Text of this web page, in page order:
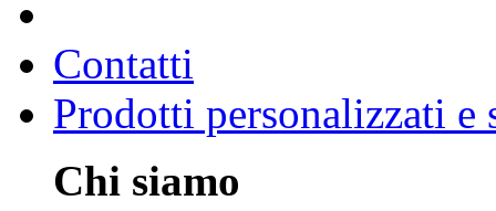
Contatti
Prodotti personalizzati e
Chi siamo